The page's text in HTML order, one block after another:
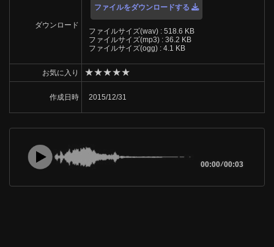
ダウンロード
ファイルをダウンロードする
ファイルサイズ(wav) : 518.6 KB
ファイルサイズ(mp3) : 36.2 KB
ファイルサイズ(ogg) : 4.1 KB
お気に入り ★★★★★
作成日時 2015/12/31
00:00/00:03